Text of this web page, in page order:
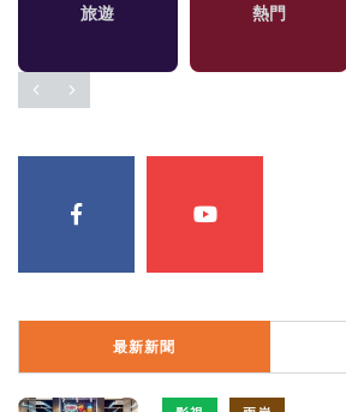
旅遊 熱門
最新新聞